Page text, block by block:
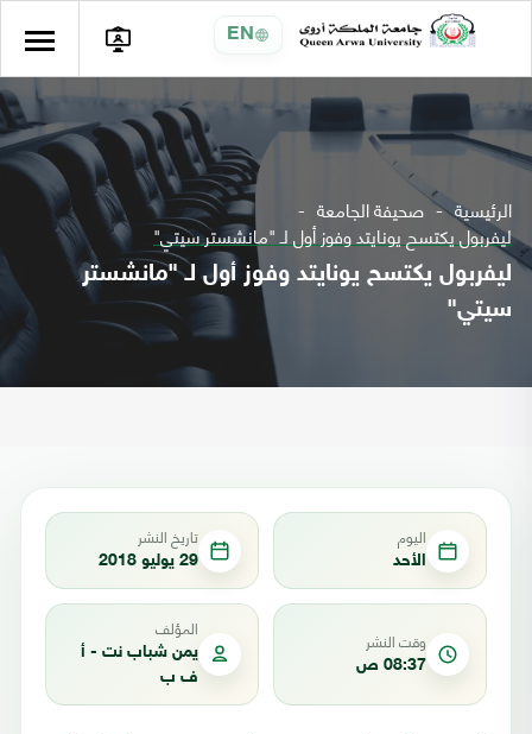
EN
الرئيسية صحيفة الجامعة
ليفربول يكتسح يونايتد وفوز أول لـ "مانشستر سيتي"
ليفربول يكتسح يونايتد وفوز أول لـ "مانشستر
سيتي"
اليوم
الأحد
تاريخ النشر
29 يوليو 2018
وقت النشر
08:37 ص
المؤلف
يمن شباب نت - أ
ف ب